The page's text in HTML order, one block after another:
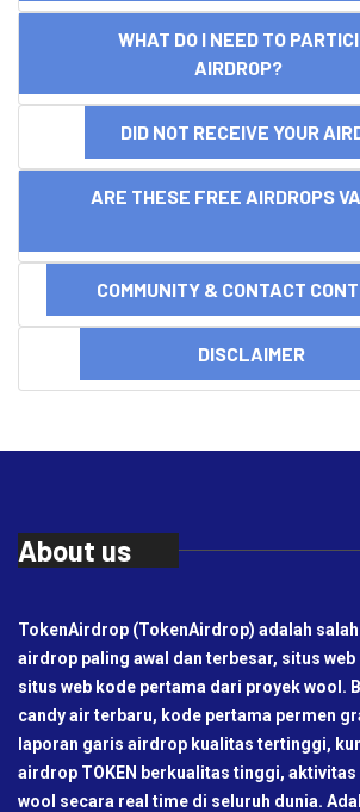
WHAT DO I NEED TO
AIRDROP?
DID NOT RECEIVE YOUR
ARE THESE FREE AIRDROPS
COMMUNITY & CONTACT
About us
TokenAirdrop (TokenAirdrop) adalah
airdrop paling awal dan terbesar, situs
situs web kode pertama dari proyek wool.
candy air terbaru, kode pertama permen
laporan garis airdrop kualitas tertinggi,
airdrop TOKEN berkualitas tinggi,
wool secara real time di seluruh dunia.